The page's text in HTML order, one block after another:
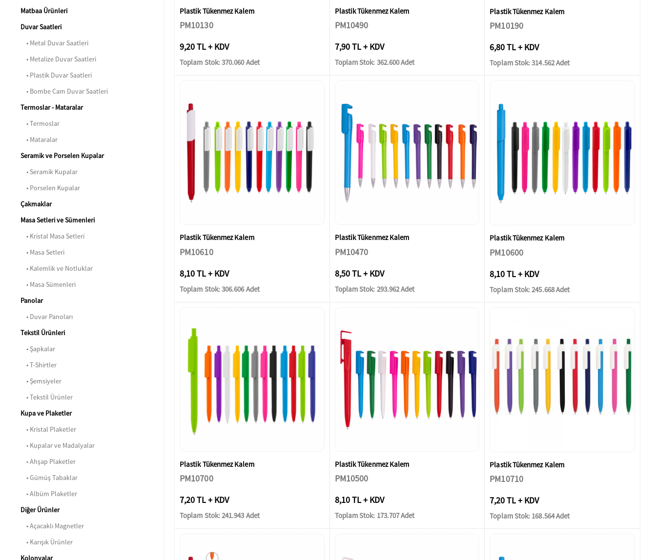
Matbaa Ürünleri
Duvar Saatleri
• Metal Duvar Saatleri
• Metalize Duvar Saatleri
• Plastik Duvar Saatleri
• Bombe Cam Duvar Saatleri
Termoslar - Mataralar
• Termoslar
• Mataralar
Seramik ve Porselen Kupalar
• Seramik Kupalar
• Porselen Kupalar
Çakmaklar
Masa Setleri ve Sümenleri
• Kristal Masa Setleri
• Masa Setleri
• Kalemlik ve Notluklar
• Masa Sümenleri
Panolar
• Duvar Panoları
Tekstil Ürünleri
• Şapkalar
• T-Shirtler
• Şemsiyeler
• Tekstil Ürünler
Kupa ve Plaketler
• Kristal Plaketler
• Kupalar ve Madalyalar
• Ahşap Plaketler
• Gümüş Tabaklar
• Albüm Plaketler
Diğer Ürünler
• Açacaklı Magnetler
• Karışık Ürünler
Kolonyalar
Plastik Tükenmez Kalem
PM10130
9,20 TL + KDV
Toplam Stok: 370.060 Adet
Plastik Tükenmez Kalem
PM10490
7,90 TL + KDV
Toplam Stok: 362.600 Adet
Plastik Tükenmez Kalem
PM10190
6,80 TL + KDV
Toplam Stok: 314.562 Adet
Plastik Tükenmez Kalem
PM10610
8,10 TL + KDV
Toplam Stok: 306.606 Adet
Plastik Tükenmez Kalem
PM10470
8,50 TL + KDV
Toplam Stok: 293.962 Adet
Plastik Tükenmez Kalem
PM10600
8,10 TL + KDV
Toplam Stok: 245.668 Adet
Plastik Tükenmez Kalem
PM10700
7,20 TL + KDV
Toplam Stok: 241.943 Adet
Plastik Tükenmez Kalem
PM10500
8,10 TL + KDV
Toplam Stok: 173.707 Adet
Plastik Tükenmez Kalem
PM10710
7,20 TL + KDV
Toplam Stok: 168.564 Adet